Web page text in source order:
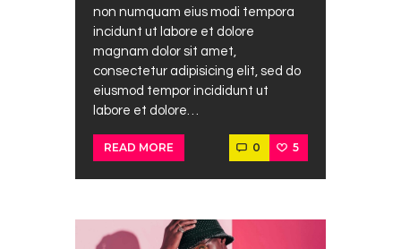
non numquam eius modi tempora
incidunt ut labore et dolore
magnam dolor sit amet,
consectetur adipisicing elit, sed do
eiusmod tempor incididunt ut
labore et dolore…
READ MORE 0 5